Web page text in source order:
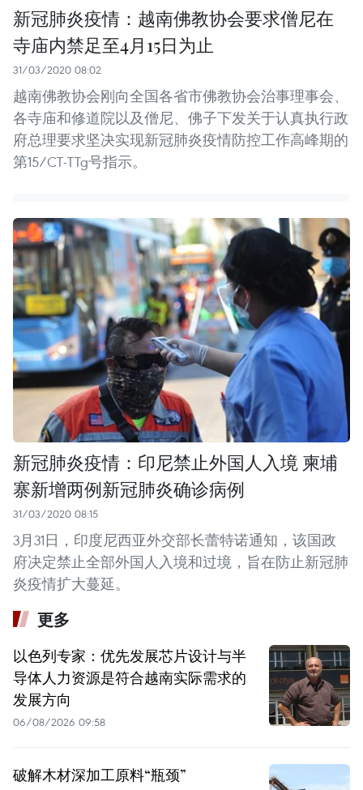
新冠肺炎疫情：越南佛教协会要求僧尼在
寺庙内禁足至4月15日为止
31/03/2020 08:02
越南佛教协会刚向全国各省市佛教协会治事理事会、
各寺庙和修道院以及僧尼、佛子下发关于认真执行政
府总理要求坚决实现新冠肺炎疫情防控工作高峰期的
第15/CT-TTg号指示。
新冠肺炎疫情：印尼禁止外国人入境 柬埔
寨新增两例新冠肺炎确诊病例
31/03/2020 08:15
3月31日，印度尼西亚外交部长蕾特诺通知，该国政
府决定禁止全部外国人入境和过境，旨在防止新冠肺
炎疫情扩大蔓延。
更多
以色列专家：优先发展芯片设计与半
导体人力资源是符合越南实际需求的
发展方向
06/08/2026 09:58
破解木材深加工原料“瓶颈”